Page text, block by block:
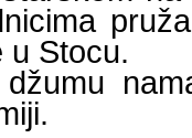
u Stocu.